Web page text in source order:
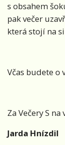
s obsahem
pak večer
která stojí na
Včas budete o
Za Večery S
Jarda Hnízdil